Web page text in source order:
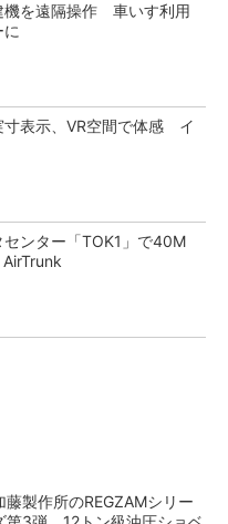
機を遠隔操作 車いす利用
寸表示、VR空間で体感 イ
ンター「TOK1」で40M
藤製作所のREGZAMシリー